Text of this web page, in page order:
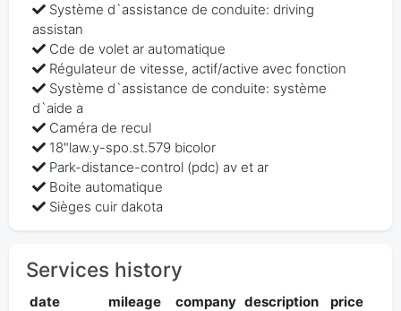
Système d`assistance de conduite: driving
assistan
Cde de volet ar automatique
Régulateur de vitesse, actif/active avec fonction
Système d`assistance de conduite: système
d`aide a
Caméra de recul
18"law.y-spo.st.579 bicolor
Park-distance-control (pdc) av et ar
Boite automatique
Sièges cuir dakota
Services history
date mileage company description
price